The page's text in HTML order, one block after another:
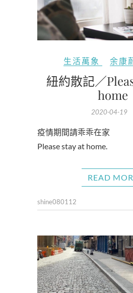
生活萬象 余康
紐約散記／
home
2020-04-19
疫情期間請乖乖在家
Please stay at home.
READ
shine080112